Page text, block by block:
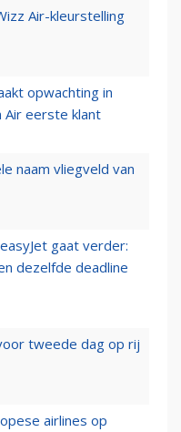
Air-kleurstelling
opwachting in
Air eerste klant
naam vliegveld van
gaat verder:
dezelfde deadline
tweede dag op rij
airlines op